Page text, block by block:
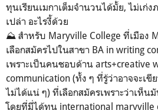
ทุนเรียนเมกาเต็มจำนวนได้มั้ย, ไม่เก่ง
เปล่า อะไรงี้ด้วย
⛰️ สำหรับ Maryville College ที่เมือง
เลือกสมัครไปในสาขา BA in writing
เพราะเป็นคนชอบด้าน arts+creative
communication (ทั้ง ๆ ที่รู้ว่าอาจจะเขี
ไม่ได้แน่ ๆ) ที่เลือกสมัครเพราะว่าเห็น
โดยที่มี่ได้ทุน international maryville